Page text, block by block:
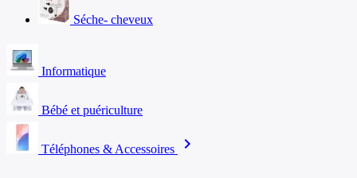
Séche- cheveux
Informatique
Bébé et puériculture
Téléphones & Accessoires chevron_right